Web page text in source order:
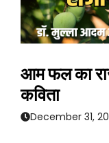
आम फल का
कविता
December 31,